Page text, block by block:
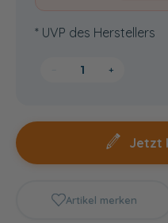
* UVP des Herstellers
+
Jetzt
Artikel merken